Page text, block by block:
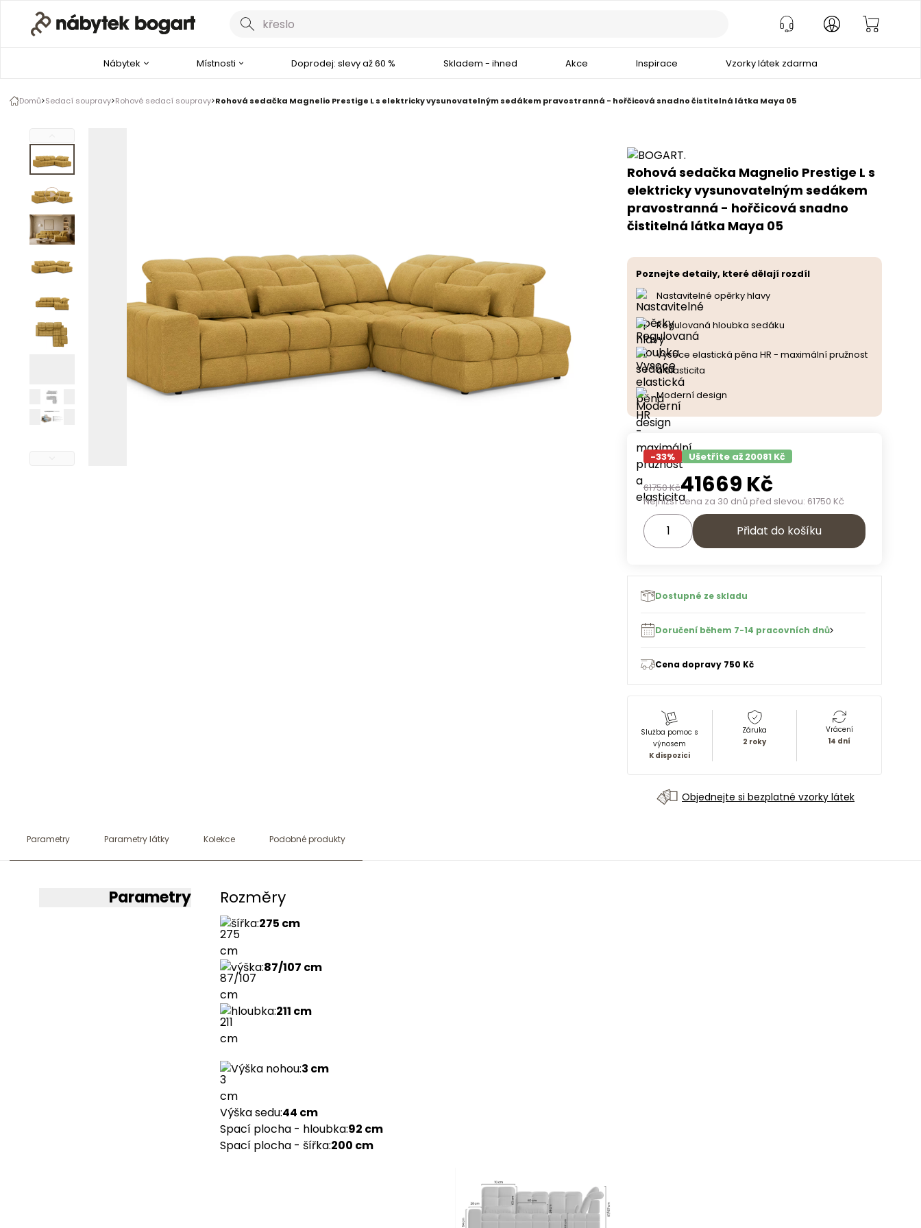
Nábytek Místnosti Doprodej: slevy až 60 % Skladem - ihned Akce Inspirace Vzorky látek zdarma
Domů Sedací soupravy Rohové sedací soupravy Rohová sedačka Magnelio Prestige L s elektricky vysunovatelným sedákem pravostranná - hořčicová snadno čistitelná látka Maya 05
Rohová sedačka Magnelio Prestige L s
elektricky vysunovatelným sedákem
pravostranná - hořčicová snadno
čistitelná látka Maya 05
Poznejte detaily, které dělají rozdíl
Nastavitelné opěrky hlavy
Regulovaná hloubka sedáku
Vysoce elastická pěna HR - maximální pružnost
a elasticita
Moderní design
-33% Ušetříte až 20081 Kč
61750Kč41669 Kč
Nejnižší cena za 30 dnů před slevou: 61750 Kč
Přidat do košíku
Dostupné ze skladu
Doručení během 7-14 pracovních dnů
Cena dopravy 750 Kč
Služba pomoc s
výnosem
K dispozici
Záruka
2 roky
Vrácení
14 dní
Objednejte si bezplatné vzorky látek
Parametry Parametry látky Kolekce Podobné produkty
Parametry Rozměry
šířka:275 cm
výška:87/107 cm
hloubka:211 cm
Výška nohou:3 cm
Výška sedu:44 cm
Spací plocha - hloubka:92 cm
Spací plocha - šířka:200 cm
1 z 9 Galerie produktu